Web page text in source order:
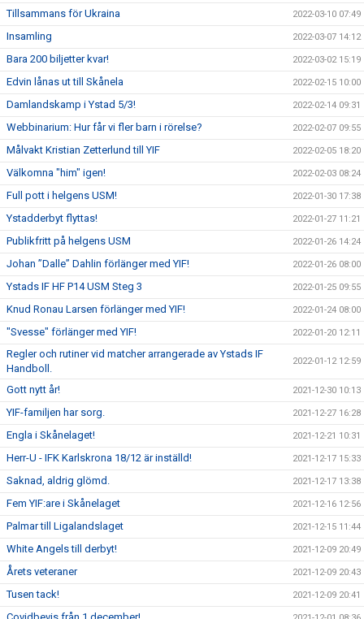
Tillsammans för Ukraina 2022-03-10 07:49
Insamling 2022-03-07 14:12
Bara 200 biljetter kvar! 2022-03-02 15:19
Edvin lånas ut till Skånela 2022-02-15 10:00
Damlandskamp i Ystad 5/3! 2022-02-14 09:31
Webbinarium: Hur får vi fler barn i rörelse? 2022-02-07 09:55
Målvakt Kristian Zetterlund till YIF 2022-02-05 18:20
Välkomna "him" igen! 2022-02-03 08:24
Full pott i helgens USM! 2022-01-30 17:38
Ystadderbyt flyttas! 2022-01-27 11:21
Publikfritt på helgens USM 2022-01-26 14:24
Johan ”Dalle” Dahlin förlänger med YIF! 2022-01-26 08:00
Ystads IF HF P14 USM Steg 3 2022-01-25 09:55
Knud Ronau Larsen förlänger med YIF! 2022-01-24 08:00
"Svesse" förlänger med YIF! 2022-01-20 12:11
Regler och rutiner vid matcher arrangerade av Ystads IF
Handboll.
2022-01-12 12:59
Gott nytt år! 2021-12-30 10:13
YIF-familjen har sorg. 2021-12-27 16:28
Engla i Skånelaget! 2021-12-21 10:31
Herr-U - IFK Karlskrona 18/12 är inställd! 2021-12-17 15:33
Saknad, aldrig glömd. 2021-12-17 13:38
Fem YIF:are i Skånelaget 2021-12-16 12:56
Palmar till Ligalandslaget 2021-12-15 11:44
White Angels till derbyt! 2021-12-09 20:49
Årets veteraner 2021-12-09 20:43
Tusen tack! 2021-12-09 20:41